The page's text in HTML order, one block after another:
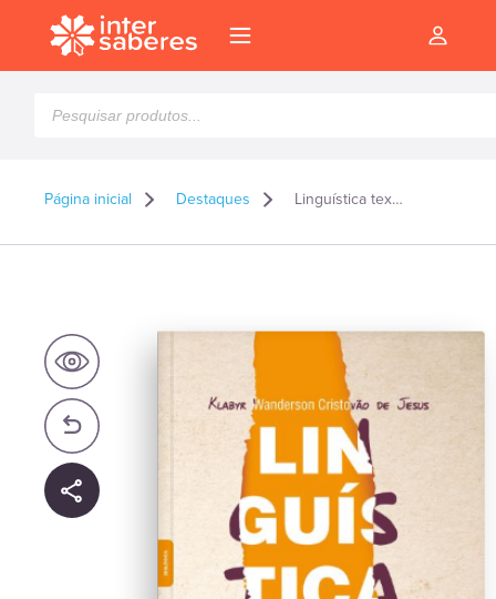
produtos
Página inicial Destaques Linguística textual princípios teóricos e práticos